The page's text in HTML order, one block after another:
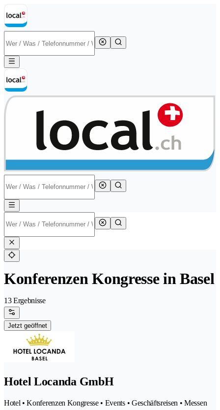
Konferenzen Kongresse in Basel
13 Ergebnisse
Jetzt geöffnet
Hotel Locanda GmbH
Hotel • Konferenzen Kongresse • Events • Geschäftsreisen • Messen